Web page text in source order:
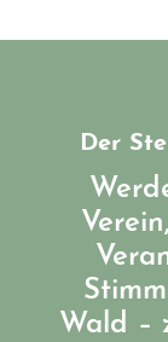
Der
Wald –